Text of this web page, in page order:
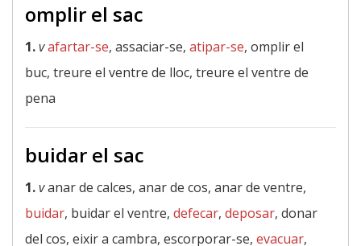
omplir el sac
1.vafartar-se, assaciar-se, atipar-se, omplir el
buc, treure el ventre de lloc, treure el ventre de
pena
buidar el sac
1.vanar de calces, anar de cos, anar de ventre,
buidar, buidar el ventre, defecar, deposar, donar
del cos, eixir a cambra, escorporar-se, evacuar,